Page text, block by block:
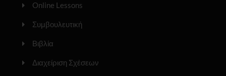
Online Lessons
Συμβουλευτική
Βιβλία
Διαχείριση Σχέσεων